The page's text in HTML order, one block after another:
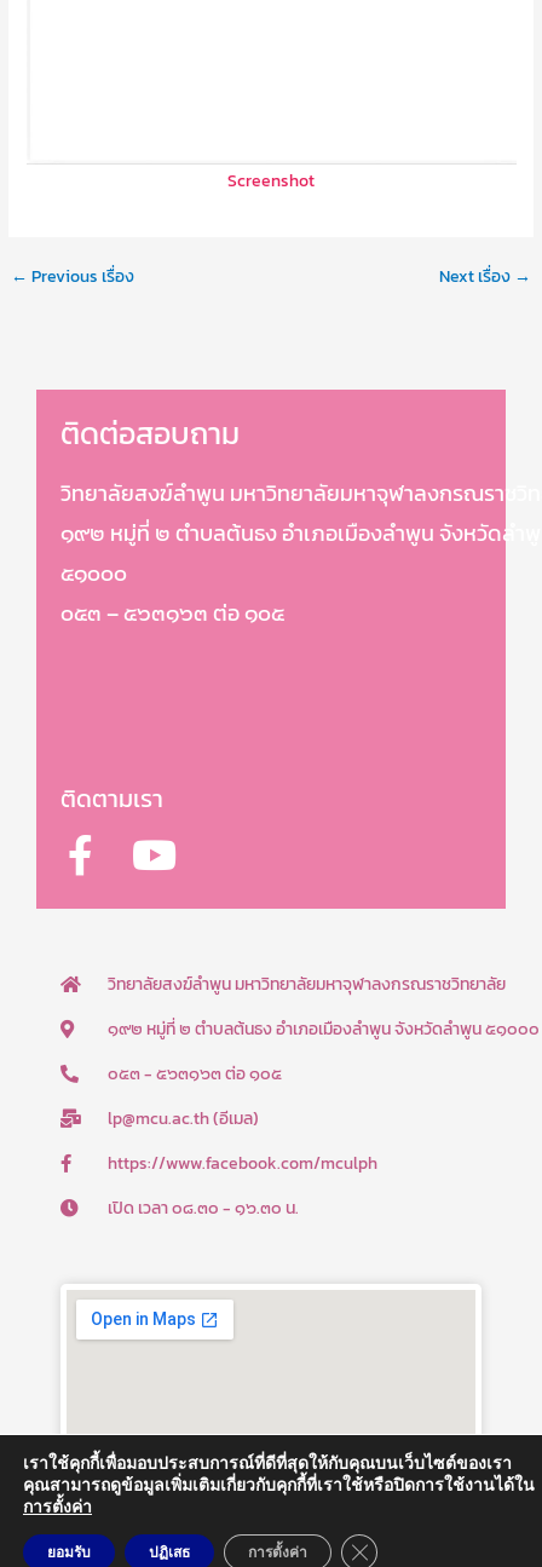
Screenshot
← Previous เรื่อง Next เรื่อง →
ติดต่อสอบถาม
วิทยาลัยสงฆ์ลำพูน มหาวิทยาลัยมหาจุฬาลงกรณราชวิ
๑๙๒ หมู่ที่ ๒ ตำบลต้นธง อำเภอเมืองลำพูน จังหวัดลำ
๕๑๐๐๐
๐๕๓ – ๕๖๓๑๖๓ ต่อ ๑๐๕
ติดตามเรา
F
a
c
b
-
Y
o
u
u
b
e
วิทยาลัยสงฆ์ลำพูน มหาวิทยาลัยมหาจุฬาลงกรณราชวิทยาลัย
๑๙๒ หมู่ที่ ๒ ตำบลต้นธง อำเภอเมืองลำพูน จังหวัดลำพูน ๕๑๐๐๐
๐๕๓ - ๕๖๓๑๖๓ ต่อ ๑๐๕
lp@mcu.ac.th (อีเมล)
https://www.facebook.com/mculph
เปิด เวลา ๐๘.๓๐ - ๑๖.๓๐ น.
เราใช้คุกกี้เพื่อมอบประสบการณ์ที่ดีที่สุดให้กับคุณบนเว็บไซต์ของเรา
คุณสามารถดูข้อมูลเพิ่มเติมเกี่ยวกับคุกกี้ที่เราใช้หรือปิดการใช้งานได้ใน
การตั้งค่า
ยอมรับ ปฏิเสธ การตั้งค่า Close GDPR Cookie